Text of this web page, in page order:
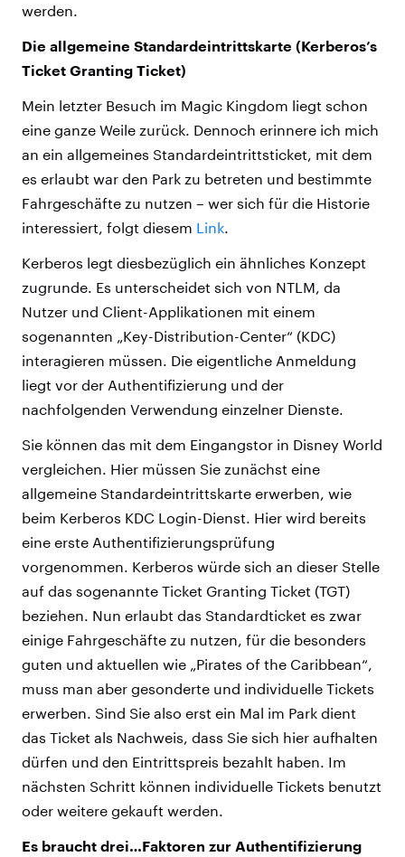
werden.
Die allgemeine Standardeintrittskarte (Kerberos’s
Ticket Granting Ticket)
Mein letzter Besuch im Magic Kingdom liegt schon
eine ganze Weile zurück. Dennoch erinnere ich mich
an ein allgemeines Standardeintrittsticket, mit dem
es erlaubt war den Park zu betreten und bestimmte
Fahrgeschäfte zu nutzen – wer sich für die Historie
interessiert, folgt diesem Link
Kerberos legt diesbezüglich ein ähnliches Konzept
zugrunde. Es unterscheidet sich von NTLM, da
Nutzer und Client-Applikationen mit einem
sogenannten „Key-Distribution-Center“ (KDC)
interagieren müssen. Die eigentliche Anmeldung
liegt vor der Authentifizierung und der
nachfolgenden Verwendung einzelner Dienste.
Sie können das mit dem Eingangstor in Disney World
vergleichen. Hier müssen Sie zunächst eine
allgemeine Standardeintrittskarte erwerben, wie
beim Kerberos KDC Login-Dienst. Hier wird bereits
eine erste Authentifizierungsprüfung
vorgenommen. Kerberos würde sich an dieser Stelle
auf das sogenannte Ticket Granting Ticket (TGT)
beziehen. Nun erlaubt das Standardticket es zwar
einige Fahrgeschäfte zu nutzen, für die besonders
guten und aktuellen wie „Pirates of the Caribbean“,
muss man aber gesonderte und individuelle Tickets
erwerben. Sind Sie also erst ein Mal im Park dient
das Ticket als Nachweis, dass Sie sich hier aufhalten
dürfen und den Eintrittspreis bezahlt haben. Im
nächsten Schritt können individuelle Tickets benutzt
oder weitere gekauft werden.
Es braucht drei…Faktoren zur Authentifizierung